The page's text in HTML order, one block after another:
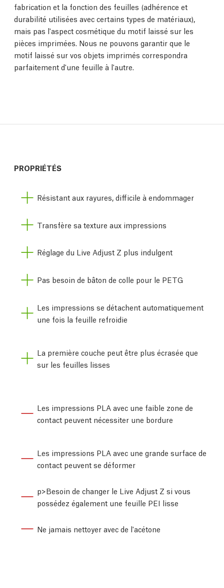
fabrication et la fonction des feuilles (adhérence et
durabilité utilisées avec certains types de matériaux),
mais pas l'aspect cosmétique du motif laissé sur les
pièces imprimées. Nous ne pouvons garantir que le
motif laissé sur vos objets imprimés correspondra
parfaitement d'une feuille à l'autre.
PROPRIÉTÉS
Résistant aux rayures, difficile à endommager
Transfère sa texture aux impressions
Réglage du Live Adjust Z plus indulgent
Pas besoin de bâton de colle pour le PETG
Les impressions se détachent automatiquement
une fois la feuille refroidie
La première couche peut être plus écrasée que
sur les feuilles lisses
Les impressions PLA avec une faible zone de
contact peuvent nécessiter une bordure
Les impressions PLA avec une grande surface de
contact peuvent se déformer
p>Besoin de changer le Live Adjust Z si vous
possédez également une feuille PEI lisse
Ne jamais nettoyer avec de l'acétone